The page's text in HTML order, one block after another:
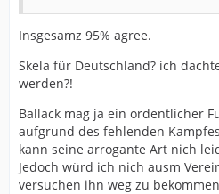
Insgesamz 95% agree.
Skela für Deutschland? ich
werden?!
Ballack mag ja ein ordentlicher
aufgrund des fehlenden
kann seine arrogante Art nich
Jedoch würd ich nich ausm
versuchen ihn weg zu